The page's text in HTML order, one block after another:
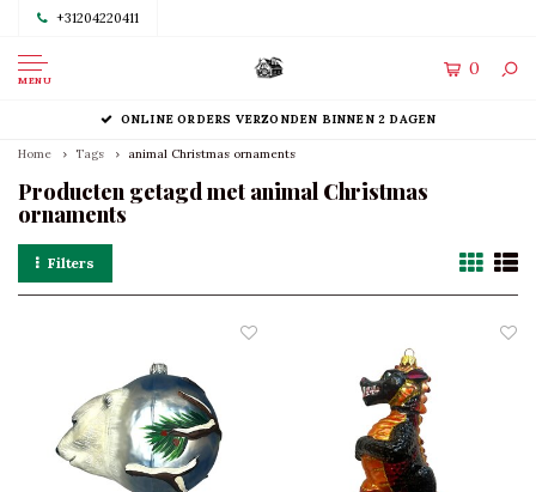
+31204220411
MENU
0
ONLINE ORDERS VERZONDEN BINNEN 2 DAGEN
Home Tags animal Christmas ornaments
Producten getagd met animal Christmas
ornaments
Filters